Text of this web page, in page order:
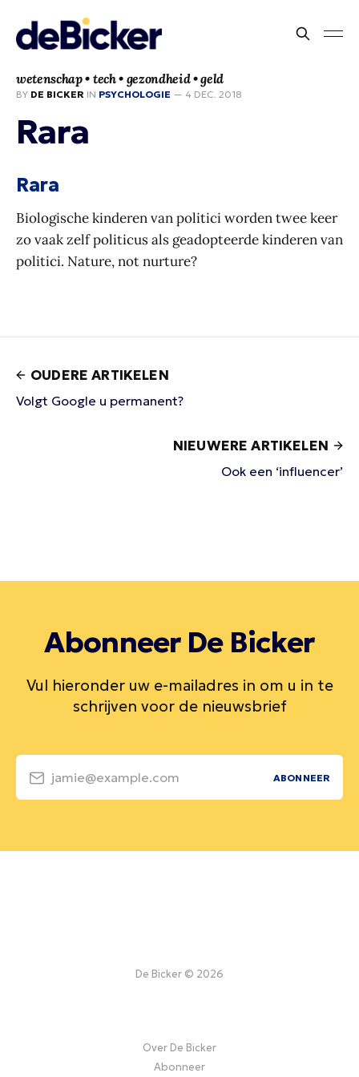
wetenschap • tech • gezondheid • geld
BY DE BICKER IN PSYCHOLOGIE — 4 DEC. 2018
Rara
Rara
Biologische kinderen van politici worden twee keer
zo vaak zelf politicus als geadopteerde kinderen van
politici. Nature, not nurture?
OUDERE ARTIKELEN
Volgt Google u permanent?
NIEUWERE ARTIKELEN
Ook een ‘influencer’
Abonneer De Bicker
Vul hieronder uw e-mailadres in om u in te
schrijven voor de nieuwsbrief
jamie@example.com ABONNEER
De Bicker © 2026
Over De Bicker
Abonneer